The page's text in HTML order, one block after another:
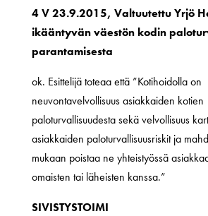
4 V 23.9.2015, Valtuutettu Yrjö
ikääntyvän väestön kodin
parantamisesta
ok. Esittelijä toteaa että ”Kotihoidolla on
neuvontavelvollisuus asiakkaiden kotien
paloturvallisuudesta sekä velvollisuus
asiakkaiden paloturvallisuusriskit ja
mukaan poistaa ne yhteistyössä
omaisten tai läheisten kanssa.”
SIVISTYSTOIMI